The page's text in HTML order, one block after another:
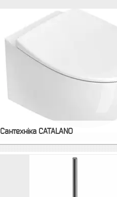
Сантехнiка CATALANO